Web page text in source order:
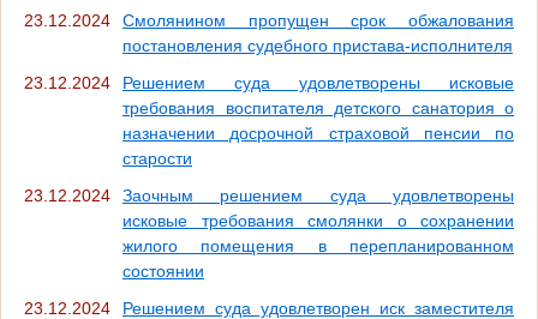
23.12.2024
Смолянином пропущен срок обжалования
постановления судебного пристава-исполнителя
23.12.2024
Решением суда удовлетворены исковые
требования воспитателя детского санатория о
назначении досрочной страховой пенсии по
старости
23.12.2024
Заочным решением суда удовлетворены
исковые требования смолянки о сохранении
жилого помещения в перепланированном
состоянии
23.12.2024
Решением суда удовлетворен иск заместителя